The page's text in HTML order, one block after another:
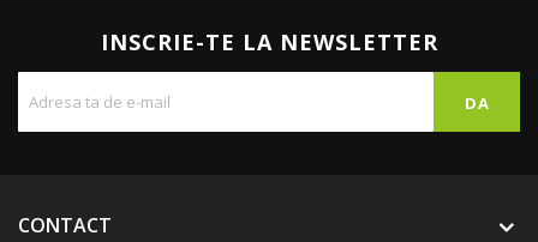
INSCRIE-TE LA NEWSLETTER
CONTACT